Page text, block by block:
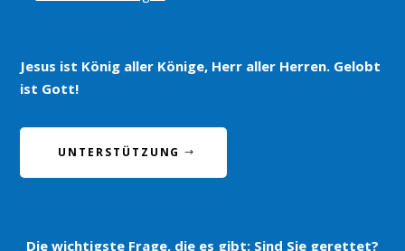
Jesus ist König aller Könige, Herr aller Herren. Gelobt
ist Gott!
UNTERSTÜTZUNG
Die wichtigste Frage, die es gibt: Sind Sie gerettet?